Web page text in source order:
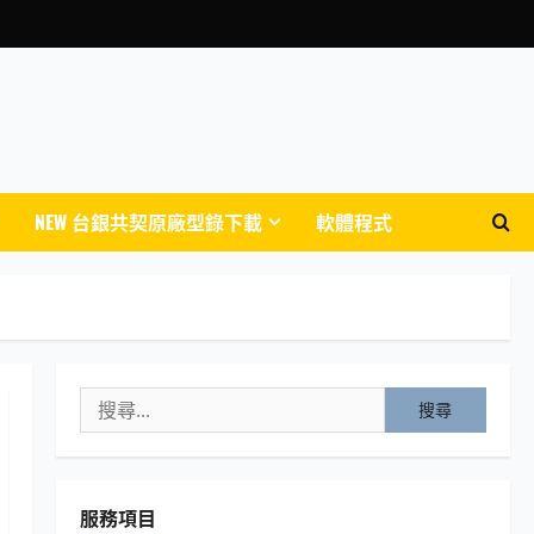
NEW 台銀共契原廠型錄下載 軟體程式
尋
關
字:
服務項目